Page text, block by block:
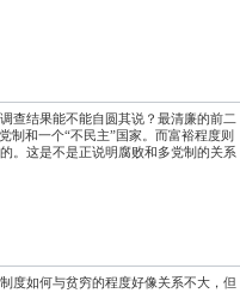
查结果能不能自圆其说？最清廉的前二
制和一个“不民主”国家。而富裕程度则
。这是不是正说明腐败和多党制的关系
度如何与贫穷的程度好像关系不大，但